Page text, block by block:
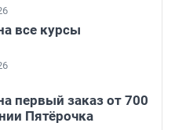
все курсы
первый заказ от 700
Пятёрочка